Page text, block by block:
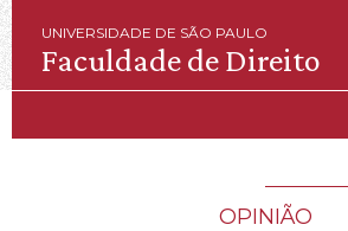
UNIVERSIDADE DE SÃO PAULO
Faculdade de Direito
OPINIÃO